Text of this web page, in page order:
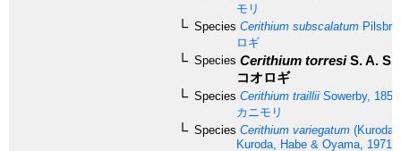
モリ
Species Cerithium subscalatum
ロギ
Species Cerithium torresiS. A.
コオロギ
Species Cerithium traillii Sowerby, 1855
カニモリ
Species Cerithium variegatum (Kuroda
Kuroda, Habe & Oyama, 1971)